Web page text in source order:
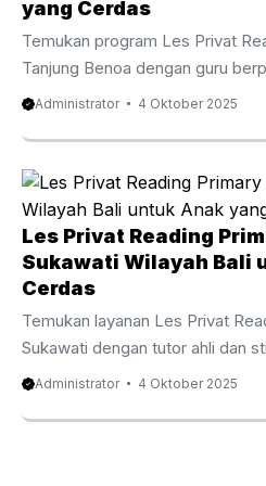
memahami makna kata dan
Dengan bimbingan pengajar ...
yang Cerdas
Temukan program Les Privat
Tanjung Benoa dengan guru
menyenangkan yang
sejak Tahap Awal
School di Tanjung Benoa adalah
untuk membantu anak
dalam bahasa Inggris sejak usia
dikembangkan dengan cara
agar anak tidak hanya belajar
memahami makna kata dan
Administrator 4 Oktober 2025
Les Privat Reading
Sukawati Wilayah Bali
Cerdas
Temukan layanan Les Privat
Sukawati dengan tutor ahli dan
yang menjadikan membaca
Kecil Les Privat Reading
Administrator 4 Oktober 2025